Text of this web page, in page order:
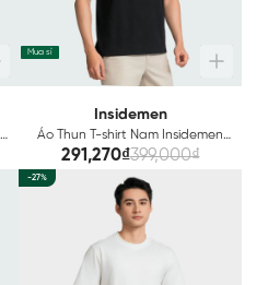
Mua sỉ
Insidemen
Áo Thun T-shirt Nam Insidemen
Cotton ITS012AZ
291,270₫399,000₫
-27%